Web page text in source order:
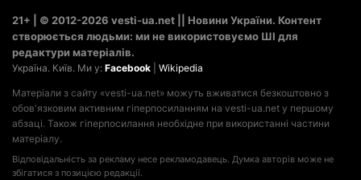
21+ | © 2012-2026 vesti-ua.net || Новини України. Контент
створюється людьми: ми не використовуємо ШІ для
редактури матеріалів.
Україна. Київ. Ми у: Facebook Wikipedia
Матеріали з сайту «vesti-ua.net» можуть вживатися безкоштовно з
обов'язковим активним гіперпосиланням на vesti-ua.net у першому
абзаці. Також гіперпосилання необхідне при використанні частини
матеріалу.
Відповідальність за рекламу несе рекламодавець. Думка авторів може не
збігатися з позицією редакції.